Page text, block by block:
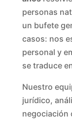
personas
un bufete
casos: nos
personal y
se traduce
Nuestro
jurídico,
negociación